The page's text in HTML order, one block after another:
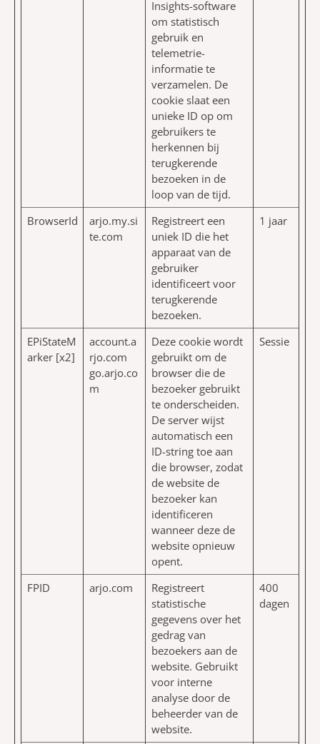
Insights-software
om statistisch
gebruik en
telemetrie-
informatie te
verzamelen. De
cookie slaat een
unieke ID op om
gebruikers te
herkennen bij
terugkerende
bezoeken in de
loop van de tijd.
BrowserId
arjo.my.si
te.com
Registreert een
uniek ID die het
apparaat van de
gebruiker
identificeert voor
terugkerende
bezoeken.
1 jaar
EPiStateM
arker [x2]
account.a
rjo.com
go.arjo.co
m
Deze cookie wordt
gebruikt om de
browser die de
bezoeker gebruikt
te onderscheiden.
De server wijst
automatisch een
ID-string toe aan
die browser, zodat
de website de
bezoeker kan
identificeren
wanneer deze de
website opnieuw
opent.
Sessie
FPID arjo.com
Registreert
statistische
gegevens over het
gedrag van
bezoekers aan de
website. Gebruikt
voor interne
analyse door de
beheerder van de
website.
400
dagen